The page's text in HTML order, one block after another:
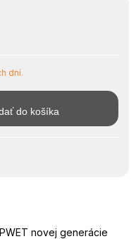
dní.
do košíka
novej generácie